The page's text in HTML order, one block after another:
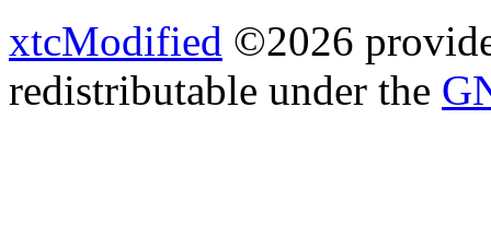
xtcModified ©2026
redistributable under the